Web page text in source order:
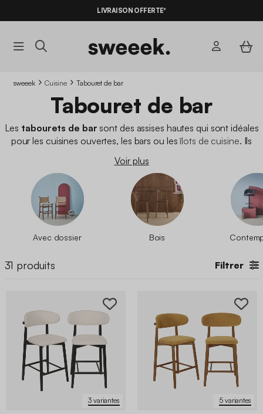
BONS PLANS* AVEC LECODE SUMMER10
LIVRAISON OFFERTE*
sweeek Cuisine Tabouret de bar
Tabouret de bar
Les tabourets de bar sont des assises hautes qui sont idéales
pour les cuisines ouvertes, les bars ou lesîlots de cuisine. Ils
prendre un repas, boire un verre ou simplement discuter entre
amis dans sa cuisine.
Voir plus
Avec dossier Bois
31 produits Filtrer
3 variantes 5 variantes